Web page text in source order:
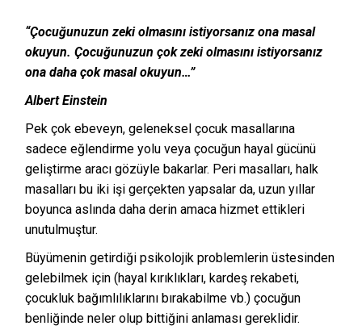
“Çocuğunuzun zeki olmasını istiyorsanız ona masal
okuyun. Çocuğunuzun çok zeki olmasını istiyorsanız
ona daha çok masal okuyun…”
Albert Einstein
Pek çok ebeveyn, geleneksel çocuk masallarına
sadece eğlendirme yolu veya çocuğun hayal gücünü
geliştirme aracı gözüyle bakarlar. Peri masalları, halk
masalları bu iki işi gerçekten yapsalar da, uzun yıllar
boyunca aslında daha derin amaca hizmet ettikleri
unutulmuştur.
Büyümenin getirdiği psikolojik problemlerin üstesinden
gelebilmek için (hayal kırıklıkları, kardeş rekabeti,
çocukluk bağımlılıklarını bırakabilme vb.) çocuğun
benliğinde neler olup bittiğini anlaması gereklidir.